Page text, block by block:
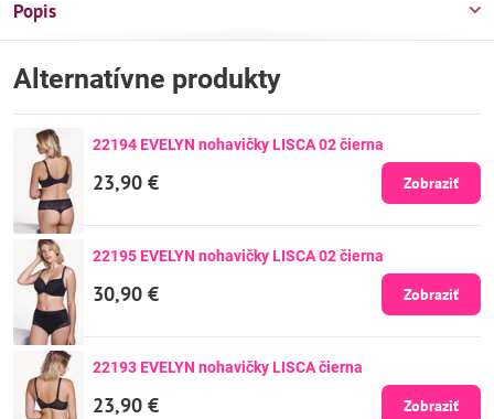
Popis
Alternatívne produkty
22194 EVELYN nohavičky LISCA 02 čierna
23,90 € Zobraziť
22195 EVELYN nohavičky LISCA 02 čierna
30,90 € Zobraziť
22193 EVELYN nohavičky LISCA čierna
23,90 € Zobraziť